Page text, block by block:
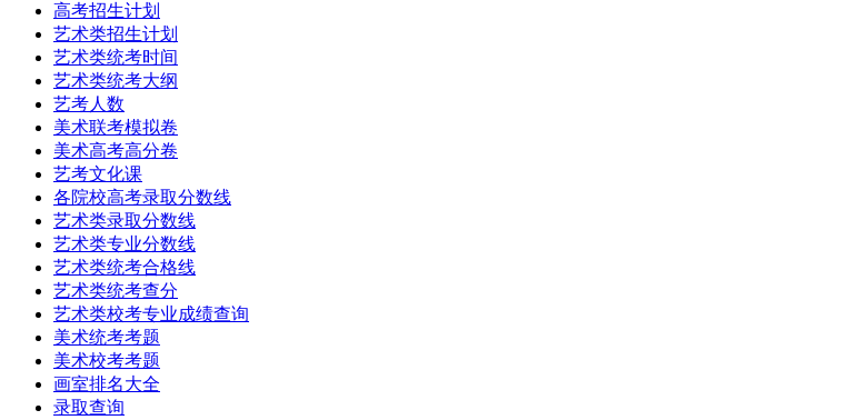
高考招生计划
艺术类招生计划
艺术类统考时间
艺术类统考大纲
艺考人数
美术联考模拟卷
美术高考高分卷
艺考文化课
各院校高考录取分数线
艺术类录取分数线
艺术类专业分数线
艺术类统考合格线
艺术类统考查分
艺术类校考专业成绩查询
美术统考考题
美术校考考题
画室排名大全
录取查询